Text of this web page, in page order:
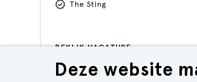
Deze website
The Sting
BEKIJK VACATURE